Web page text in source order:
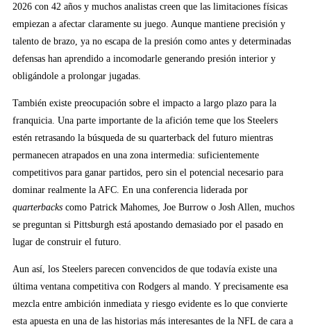
2026 con 42 años y muchos analistas creen que las limitaciones físicas
empiezan a afectar claramente su juego. Aunque mantiene precisión y
talento de brazo, ya no escapa de la presión como antes y determinadas
defensas han aprendido a incomodarle generando presión interior y
obligándole a prolongar jugadas.
También existe preocupación sobre el impacto a largo plazo para la
franquicia. Una parte importante de la afición teme que los Steelers
estén retrasando la búsqueda de su quarterback del futuro mientras
permanecen atrapados en una zona intermedia: suficientemente
competitivos para ganar partidos, pero sin el potencial necesario para
dominar realmente la AFC. En una conferencia liderada por
quarterbacks como Patrick Mahomes, Joe Burrow o Josh Allen, muchos
se preguntan si Pittsburgh está apostando demasiado por el pasado en
lugar de construir el futuro.
Aun así, los Steelers parecen convencidos de que todavía existe una
última ventana competitiva con Rodgers al mando. Y precisamente esa
mezcla entre ambición inmediata y riesgo evidente es lo que convierte
esta apuesta en una de las historias más interesantes de la NFL de cara a